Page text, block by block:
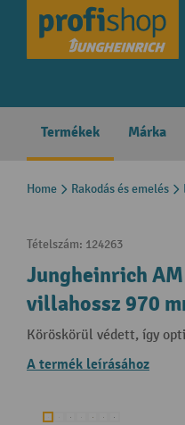
Skip to main
Termékek Márka
Home Rakodás és emelés
Tételszám: 124263
Jungheinrich
villahossz 970
Köröskörül védett, így
A termék leírásához